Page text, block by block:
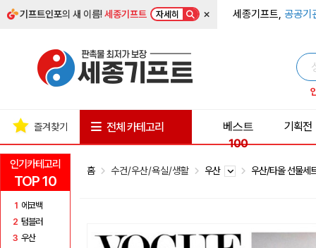
기프트인포의 새 이름!세종기프트 자세히 × 세종기프트, 공공기
인기카테고리
TOP 10
1 에코백
2 텀블러
3 우산
즐겨찾기 전체 카테고리
베스트
100
기획전
홈 수건/우산/욕실/생활 우산 우산/타올 선물세